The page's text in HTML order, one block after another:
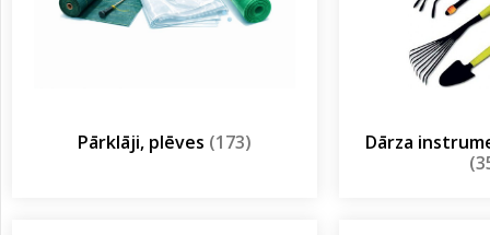
Pārklāji, plēves (173)
Dārza